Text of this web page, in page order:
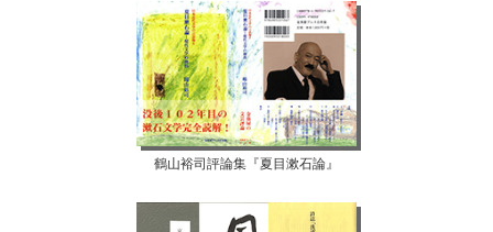
鶴山裕司評論集『夏目漱石論』